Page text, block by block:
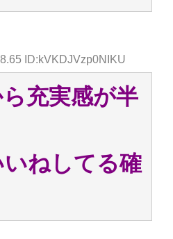
ID:kVKDJVzp0NIKU
充実感が半
ねしてる確